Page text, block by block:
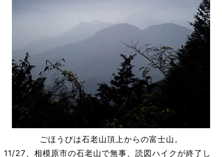
ごほうびは石老山頂上からの富士山。
11/27、相模原市の石老山で無事、読図ハイクが終了し